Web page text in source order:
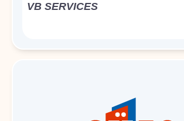
VB SERVICES